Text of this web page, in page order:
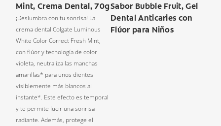
Mint, Crema Dental, 70g
¡Deslumbra con tu sonrisa! La
crema dental Colgate Luminous
White Color Correct Fresh Mint,
con flúor y tecnología de color
violeta, neutraliza las manchas
amarillas* para unos dientes
visiblemente más blancos al
instante*. Este efecto es temporal
y te permite lucir una sonrisa
radiante. Además, protege el
Sabor Bubble Fruit, Gel
Dental Anticaries con
Flúor para Niños